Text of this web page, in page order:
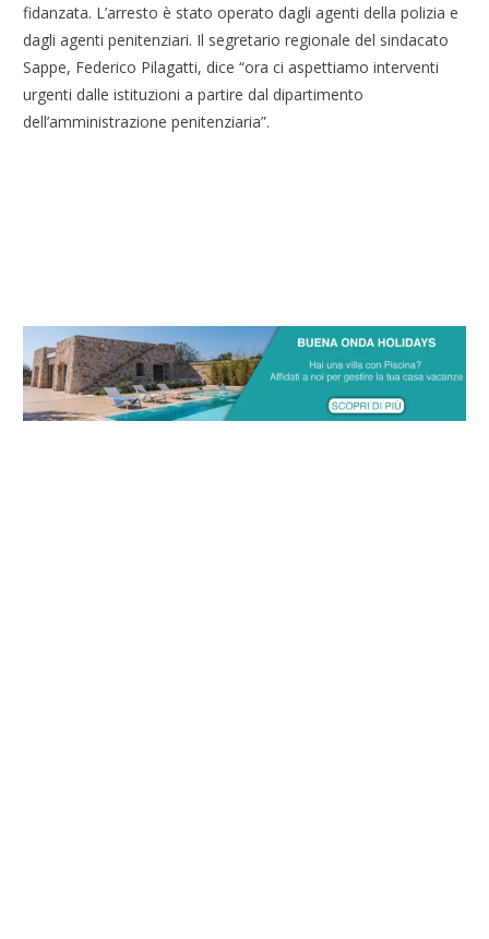
fidanzata. L’arresto è stato operato dagli agenti della polizia e
dagli agenti penitenziari. Il segretario regionale del sindacato
Sappe, Federico Pilagatti, dice “ora ci aspettiamo interventi
urgenti dalle istituzioni a partire dal dipartimento
dell’amministrazione penitenziaria”.